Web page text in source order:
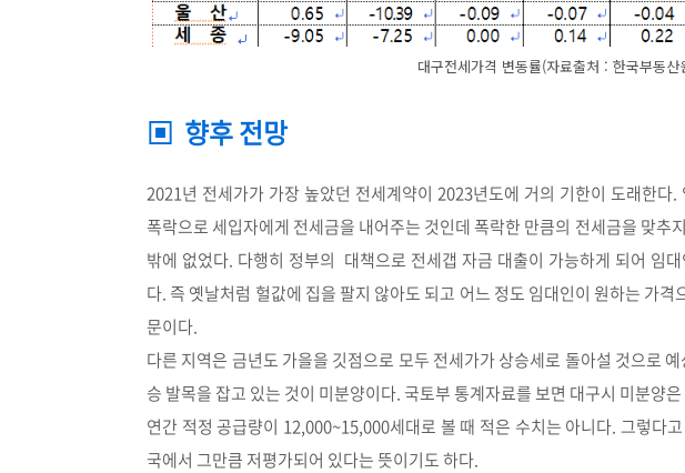
대구전세가격 변동률(자료출처 : 한국부동산
▣ 향후 전망
2021년 전세가가 가장 높았던 전세계약이 2023년도에 거의 기한이 도래한다
폭락으로 세입자에게 전세금을 내어주는 것인데 폭락한 만큼의 전세금을 맞추
밖에 없었다. 다행히 정부의 대책으로 전세갭 자금 대출이 가능하게 되어 임
다. 즉 옛날처럼 헐값에 집을 팔지 않아도 되고 어느 정도 임대인이 원하는 가
문이다.
다른 지역은 금년도 가을을 깃점으로 모두 전세가가 상승세로 돌아설 것으로
승 발목을 잡고 있는 것이 미분양이다. 국토부 통계자료를 보면 대구시 미분양
연간 적정 공급량이 12,000~15,000세대로 볼 때 적은 수치는 아니다. 그렇다
국에서 그만큼 저평가되어 있다는 뜻이기도 하다.